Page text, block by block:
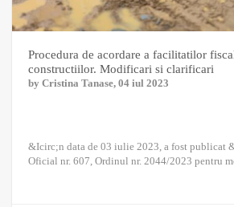
Procedura de acordare a facilitatilor
constructiilor. Modificari si clarificari
by Cristina Tanase, 04 iul 2023
&Icirc;n data de 03 iulie 2023, a fost publicat
Oficial nr. 607, Ordinul nr. 2044/2023 pentru